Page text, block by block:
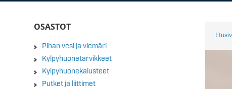
OSASTOT
Pihan vesi ja viemäri
Kylpyhuonetarvikkeet
Kylpyhuonekalusteet
Putket ja liittimet